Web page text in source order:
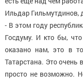
Ильдар Гильмутдинов,
- В этом году
Госдуму. И кто бы,
оказано нам, это в
Татарстана. Это очень
просто не возможно.